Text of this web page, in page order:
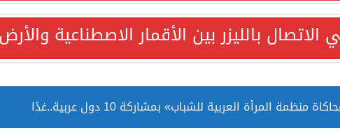
بالليزر بين الأقمار الاصطناعية
المرأة العربية للشباب» بمشاركة 10 دول عربية..غدًا